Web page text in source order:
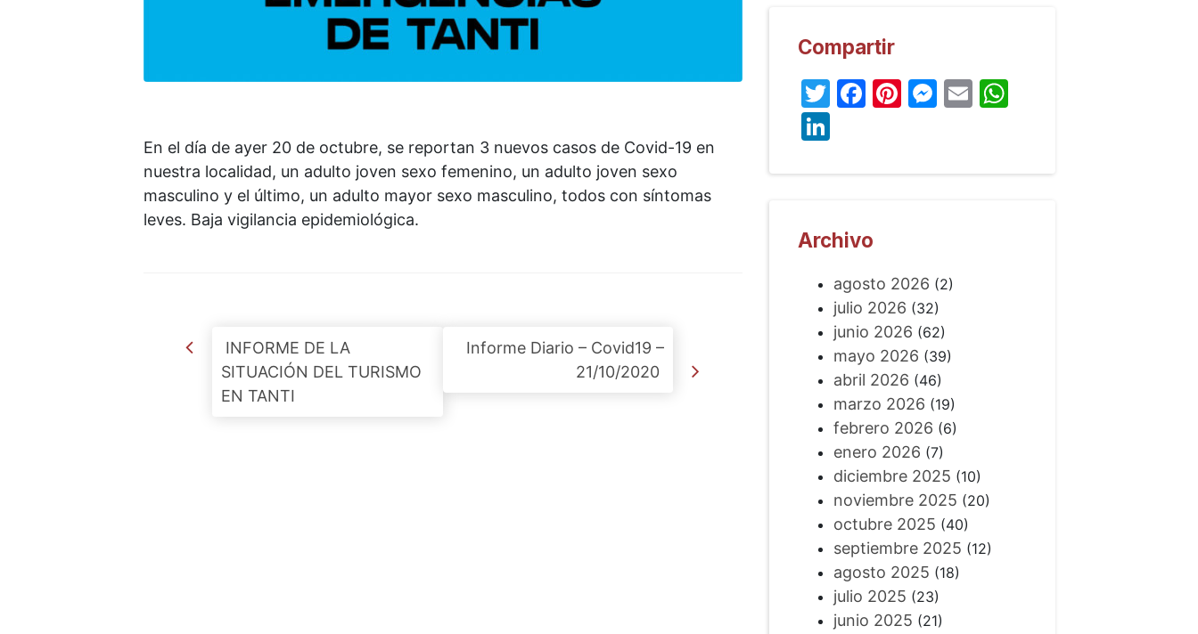
En el día de ayer 20 de octubre, se reportan 3 nuevos casos de Covid-19 en
nuestra localidad, un adulto joven sexo femenino, un adulto joven sexo
masculino y el último, un adulto mayor sexo masculino, todos con síntomas
leves. Baja vigilancia epidemiológica.
Post navigation
INFORME DE LA
SITUACIÓN DEL TURISMO
EN TANTI
Informe Diario – Covid19 –
21/10/2020
Compartir
Twitter
Facebook
Pinterest
Messenger
EmailWhatsApp
LinkedIn
Archivo
agosto 2026 (2)
julio 2026 (32)
junio 2026 (62)
mayo 2026 (39)
abril 2026 (46)
marzo 2026 (19)
febrero 2026 (6)
enero 2026 (7)
diciembre 2025 (10)
noviembre 2025 (20)
octubre 2025 (40)
septiembre 2025 (12)
agosto 2025 (18)
julio 2025 (23)
junio 2025 (21)